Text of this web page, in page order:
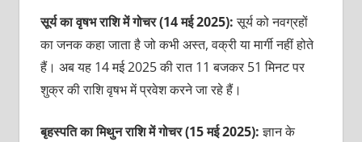
सूर्य का वृषभ राशि में गोचर (14 मई 2025):सूर्य को नवग्रहों
का जनक कहा जाता है जो कभी अस्त, वक्री या मार्गी नहीं होते
हैं। अब यह 14 मई 2025 की रात 11 बजकर 51 मिनट पर
शुक्र की राशि वृषभ में प्रवेश करने जा रहे हैं।
बृहस्पति का मिथुन राशि में गोचर (15 मई 2025):ज्ञान के